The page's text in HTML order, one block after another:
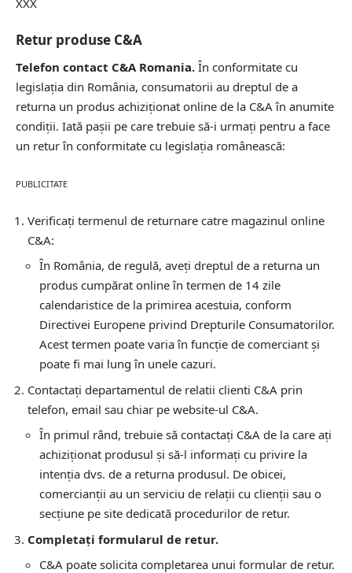
Retur produse C&A
Telefon contact C&A Romania. În conformitate cu
legislația din România, consumatorii au dreptul de a
returna un produs achiziționat online de la C&A în anumite
condiții. Iată pașii pe care trebuie să-i urmați pentru a face
un retur în conformitate cu legislația românească:
PUBLICITATE
Verificați termenul de returnare catre magazinul online
C&A:
În România, de regulă, aveți dreptul de a returna un
produs cumpărat online în termen de 14 zile
calendaristice de la primirea acestuia, conform
Directivei Europene privind Drepturile Consumatorilor.
Acest termen poate varia în funcție de comerciant și
poate fi mai lung în unele cazuri.
Contactați departamentul de relatii clienti C&A prin
telefon, email sau chiar pe website-ul C&A.
În primul rând, trebuie să contactați C&A de la care ați
achiziționat produsul și să-l informați cu privire la
intenția dvs. de a returna produsul. De obicei,
comercianții au un serviciu de relații cu clienții sau o
secțiune pe site dedicată procedurilor de retur.
Completați formularul de retur.
C&A poate solicita completarea unui formular de retur.